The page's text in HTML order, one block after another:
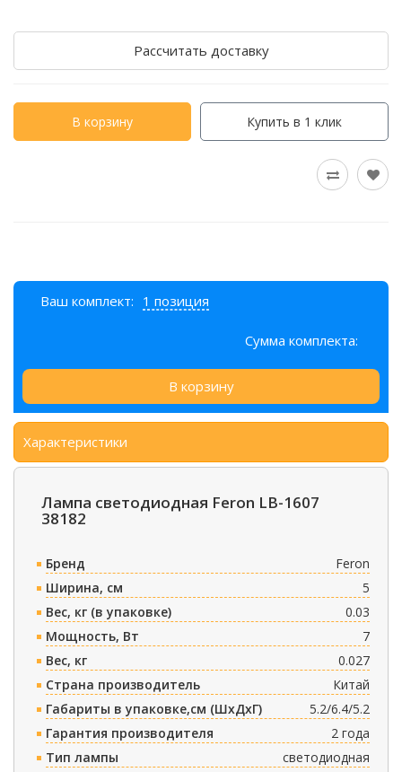
Рассчитать доставку
В корзину Купить в 1 клик
Ваш комплект: 1 позиция
Сумма комплекта:
В корзину
Характеристики
Лампа светодиодная Feron LB-1607
38182
Бренд
Feron
Ширина, см
5
Вес, кг (в упаковке)
0.03
Мощность, Вт
7
Вес, кг
0.027
Страна производитель
Китай
Габариты в упаковке,см (ШxДxГ)
5.2/6.4/5.2
Гарантия производителя
2 года
Тип лампы
светодиодная